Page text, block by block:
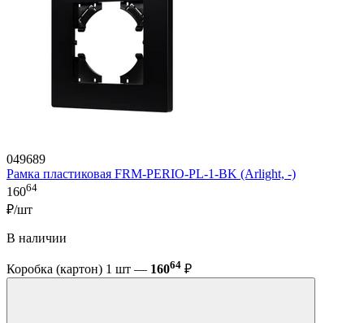
049689
Рамка пластиковая FRM-PERIO-PL-1-BK (Arlight, -)
16064
₽/шт
В наличии
Коробка (картон) 1 шт — 16064 ₽